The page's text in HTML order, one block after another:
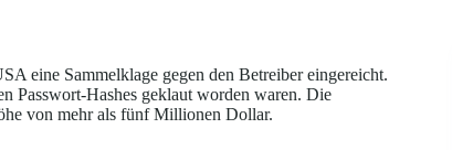
eine Sammelklage gegen den Betreiber eingereicht.
Passwort-Hashes geklaut worden waren. Die
von mehr als fünf Millionen Dollar.